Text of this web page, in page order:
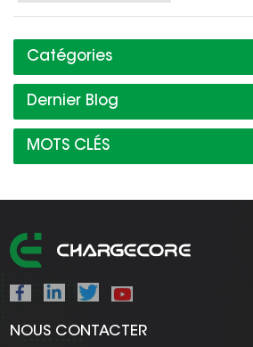
Catégories
Dernier Blog
MOTS CLÉS
NOUS CONTACTER